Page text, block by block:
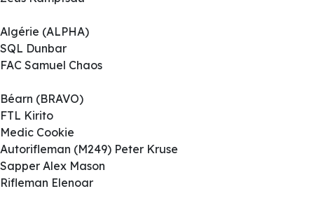
Algérie (ALPHA)
SQL Dunbar
FAC Samuel Chaos
Béarn (BRAVO)
FTL Kirito
Medic Cookie
Autorifleman (M249) Peter Kruse
Sapper Alex Mason
Rifleman Elenoar